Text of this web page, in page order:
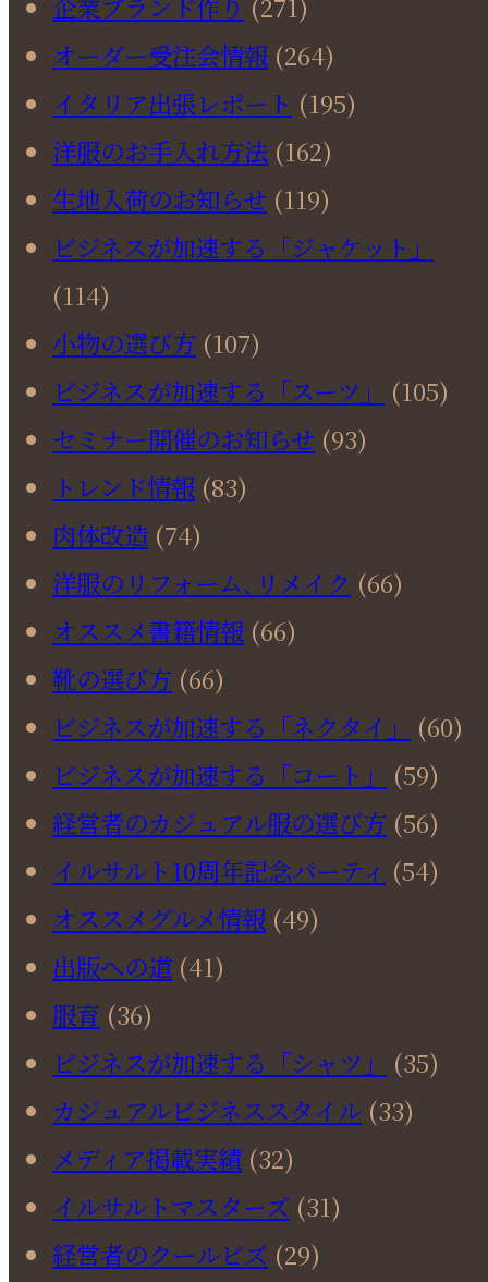
オーダー受注会情報 (264)
イタリア出張レポート (195)
洋服のお手入れ方法 (162)
生地入荷のお知らせ (119)
ビジネスが加速する「ジャケット」
(114)
小物の選び方 (107)
ビジネスが加速する「スーツ」
(105)
セミナー開催のお知らせ (93)
トレンド情報 (83)
肉体改造 (74)
洋服のリフォーム､リメイク (66)
オススメ書籍情報 (66)
靴の選び方 (66)
ビジネスが加速する「ネクタイ」
(60)
ビジネスが加速する「コート」
(59)
経営者のカジュアル服の選び方 (56)
イルサルト10周年記念パーティ (54)
オススメグルメ情報 (49)
出版への道 (41)
服育 (36)
ビジネスが加速する「シャツ」
(35)
カジュアルビジネススタイル (33)
メディア掲載実績 (32)
イルサルトマスターズ (31)
経営者のクールビズ (29)